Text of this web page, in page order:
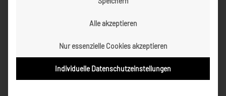
Alle akzeptieren
Nur essenzielle Cookies akzeptieren
Individuelle Datenschutzeinstellungen